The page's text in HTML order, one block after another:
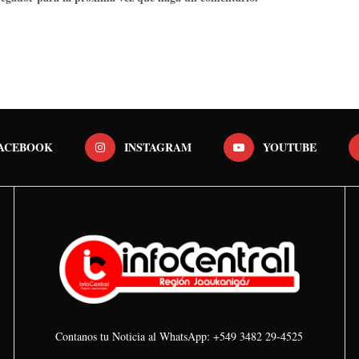
INSTAGRAM YOUTUBE
Contanos tu Noticia al WhatsApp: +549 3482 29-4525